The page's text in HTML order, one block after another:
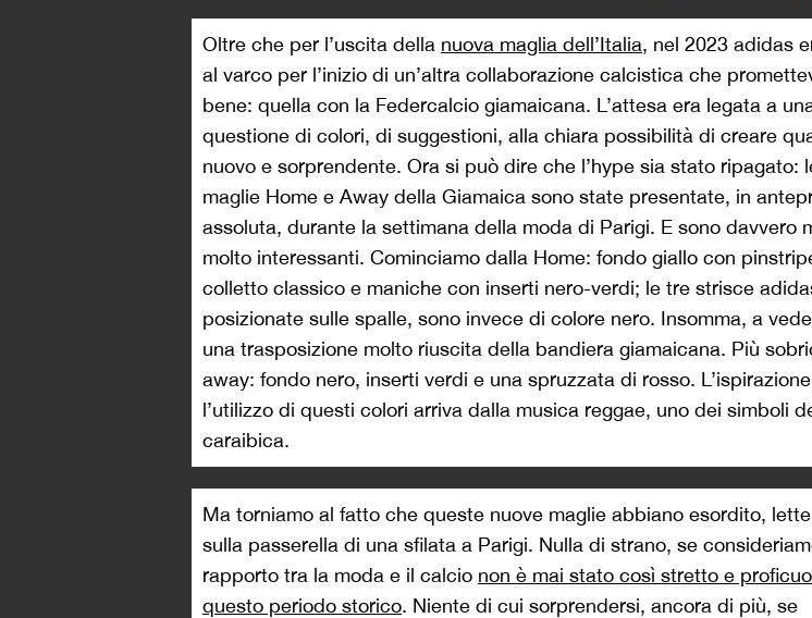
Oltre che per l’uscita della nuova maglia dell’Italia, nel 2023 adidas
al varco per l’inizio di un’altra collaborazione calcistica che
bene: quella con la Federcalcio giamaicana. L’attesa era legata a
questione di colori, di suggestioni, alla chiara possibilità di creare
nuovo e sorprendente. Ora si può dire che l’hype sia stato ripagato:
maglie Home e Away della Giamaica sono state presentate, in
assoluta, durante la settimana della moda di Parigi. E sono davvero
molto interessanti. Cominciamo dalla Home: fondo giallo con
colletto classico e maniche con inserti nero-verdi; le tre strisce
posizionate sulle spalle, sono invece di colore nero. Insomma, a
una trasposizione molto riuscita della bandiera giamaicana. Più
away: fondo nero, inserti verdi e una spruzzata di rosso.
l’utilizzo di questi colori arriva dalla musica reggae, uno dei simboli
caraibica.
Ma torniamo al fatto che queste nuove maglie abbiano esordito,
sulla passerella di una sfilata a Parigi. Nulla di strano, se
rapporto tra la moda e il calcio non è mai stato così stretto e
questo periodo storico. Niente di cui sorprendersi, ancora di più, se